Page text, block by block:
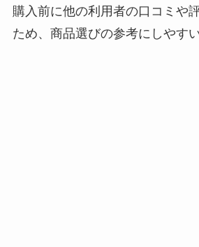
購入前に他の利用者の口コミや
ため、商品選びの参考にしやすい